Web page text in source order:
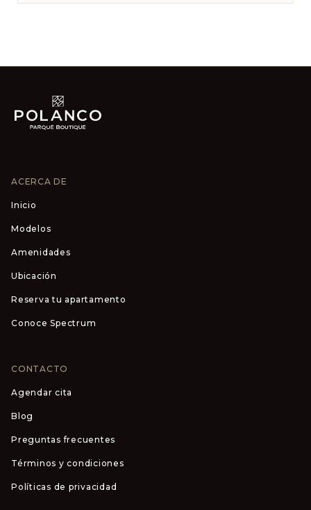
ACERCA DE
Inicio
Modelos
Amenidades
Ubicación
Reserva tu apartamento
Conoce Spectrum
CONTACTO
Agendar cita
Blog
Preguntas frecuentes
Términos y condiciones
Políticas de privacidad